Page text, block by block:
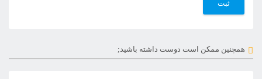
همچنین ممکن است دوست داشته باشید;